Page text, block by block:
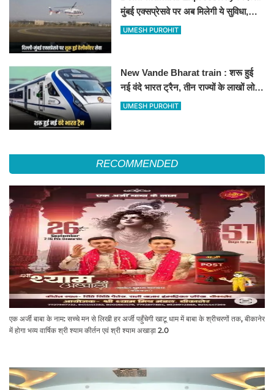
मुंबई एक्सप्रेसवे पर अब मिलेगी ये सुविधा,
हेलीकॉप्टर सर्विस से तुरंत घायल पहुंचेगा
UMESH PUROHIT
New Vande Bharat train : शरू हुई
नई वंदे भारत ट्रैन, तीन राज्यों के लाखों लोगों
का सफर होगा आसान, देखें पूरा रूटमैप
UMESH PUROHIT
RECOMMENDED
एक अर्जी बाबा के नाम: सच्चे मन से लिखी हर अर्जी पहुँचेगी खाटू धाम में बाबा के श्रीचरणों तक, बीकानेर
में होगा भव्य वार्षिक श्री श्याम कीर्तन एवं श्री श्याम अखाड़ा 2.0